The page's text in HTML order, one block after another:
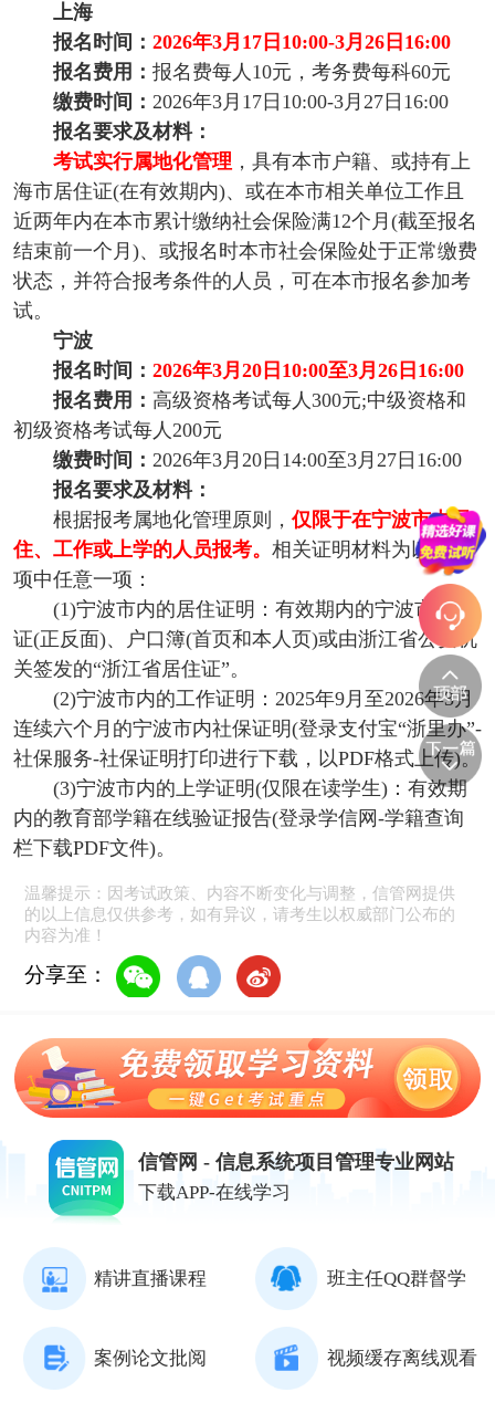
上海
报名时间： 2026年3月17日10:00-3月26日16:00
报名费用： 报名费每人10元，考务费每科60元
缴费时间： 2026年3月17日10:00-3月27日16:00
报名要求及材料：
考试实行属地化管理 ，具有本市户籍、或持有上
海市居住证(在有效期内)、或在本市相关单位工作且
近两年内在本市累计缴纳社会保险满12个月(截至报名
结束前一个月)、或报名时本市社会保险处于正常缴费
状态，并符合报考条件的人员，可在本市报名参加考
试。
宁波
报名时间： 2026年3月20日10:00至3月26日16:00
报名费用： 高级资格考试每人300元;中级资格和
初级资格考试每人200元
缴费时间： 2026年3月20日14:00至3月27日16:00
报名要求及材料：
根据报考属地化管理原则， 仅限于在宁波市内居
住、工作或上学的人员报考。 相关证明材料为以下三
项中任意一项：
(1)宁波市内的居住证明：有效期内的宁波市身份
证(正反面)、户口簿(首页和本人页)或由浙江省公安机
关签发的“浙江省居住证”。
(2)宁波市内的工作证明：2025年9月至2026年3月
连续六个月的宁波市内社保证明(登录支付宝“浙里办”-
社保服务-社保证明打印进行下载，以PDF格式上传)。
(3)宁波市内的上学证明(仅限在读学生)：有效期
内的教育部学籍在线验证报告(登录学信网-学籍查询
栏下载PDF文件)。
温馨提示：因考试政策、内容不断变化与调整，信管网提供
的以上信息仅供参考，如有异议，请考生以权威部门公布的
内容为准！
分享至：
信管网 - 信息系统项目管理专业网站
下载APP-在线学习
精讲直播课程 班主任QQ群督学
案例论文批阅 视频缓存离线观看